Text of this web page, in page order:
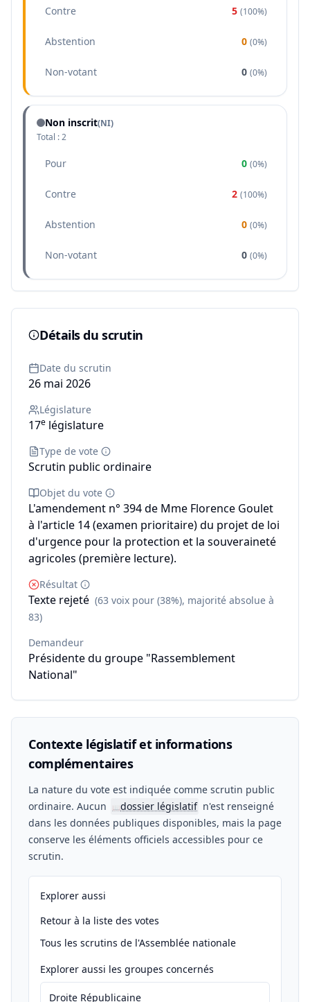
Contre 5 (100%)
Abstention 0 (0%)
Non-votant 0 (0%)
Non inscrit(NI)
Total :2
Pour 0 (0%)
Contre 2 (100%)
Abstention 0 (0%)
Non-votant 0 (0%)
Détails du scrutin
Date du scrutin
26 mai 2026
Législature
17e législature
Type de vote
Scrutin public ordinaire
Objet du vote
L'amendement n° 394 de Mme Florence Goulet
à l'article 14 (examen prioritaire) du projet de loi
d'urgence pour la protection et la souveraineté
agricoles (première lecture).
Résultat
Texte rejeté (63 voix pour (38%), majorité absolue à
83)
Demandeur
Présidente du groupe "Rassemblement
National"
Contexte législatif et informations
complémentaires
La nature du vote est indiquée comme scrutin public
ordinaire. Aucun
📖dossier législatif n'est renseigné
dans les données publiques disponibles, mais la page
conserve les éléments officiels accessibles pour ce
scrutin.
Explorer aussi
Retour à la liste des votes
Tous les scrutins de l'Assemblée nationale
Explorer aussi les groupes concernés
Droite Républicaine